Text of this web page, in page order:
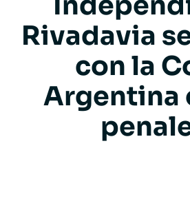
Rivadavia
con la
Argentina